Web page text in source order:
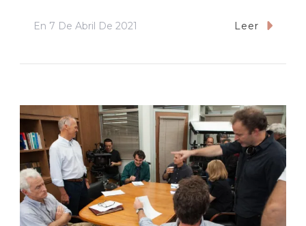
En 7 De Abril De 2021 Leer